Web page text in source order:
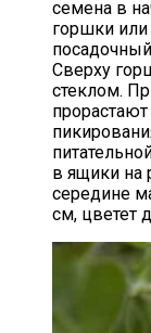
семена в
горшки или
Сверху
стеклом.
в ящики на
середине
см, цветет